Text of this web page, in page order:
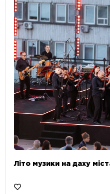
Літо музики на даху